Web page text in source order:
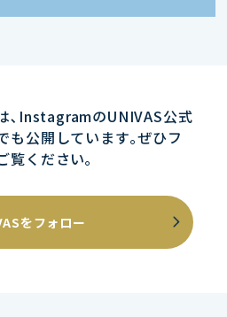
､InstagramのUNIVAS公式
も公開しています｡ぜひフ
覧ください｡
をフォロー